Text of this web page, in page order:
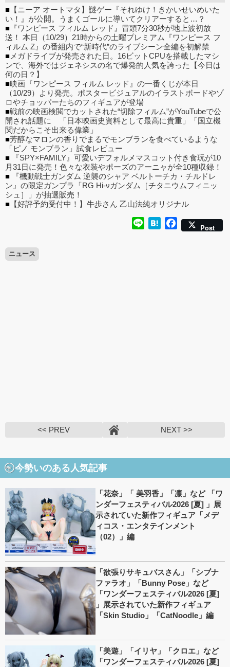
■ 【ニーア オートマタ】謎ゲー『それゆけ！きかいせいめいた
い！』が公開。うまくゴールに導いてクリアーすると…？
■ 『ワンピース フィルム レッド』冒頭7分30秒が地上波初放
送！ 本日（10/29）21時からの土曜プレミアム『ワンピース フ
ィルム Z』の番組内で“新時代”のライブシーン全編を初解禁
■ メガドライブが発売された日。16ビットCPUを搭載したマシ
ンで、海外ではジェネシスの名で爆発的人気を誇った【今日は
何の日？】
■映画『ワンピース フィルム レッド』の一番くじが本日
（10/29）より発売。ポスタービジュアルのイラストボードやゾ
ロやチョッパーたちのフィギュアが登場
■戦前の映画検閲でカットされた“切除フィルム”がYouTubeで公
開され話題に 「日本映画史資料として最高に貴重」「国立機
関だからこそ出来る偉業」
■芳醇なマロンの香りでまるでモンブランを食べているような
「ピノ モンブラン」試食レビュー
■ 『SPY×FAMILY』可愛いデフォルメマスコット付き食玩が10
月31日に発売！色々な衣装やポーズのアーニャが全10種収録！
■ 『機動戦士ガンダム 逆襲のシャア ベルトーチカ・チルドレ
ン』の限定ガンプラ「RG Hi-νガンダム［チタニウムフィニッ
シュ］」が抽選販売！
■ 【好評予約受付中！】牛歩さん 乙山法純オリジナル
Line HatenaFacebook
Post
ニュース
<< PREV NEXT >>
今勢いのある人気記事
「花奈」「 美羽香」「凛」など 「ワ
ンダーフェスティバル2026 [夏] 」展
示されていた新作フィギュア「メデ
ィコス・エンタテインメント
（02）」編
「欲張りサキュバスさん」「シブナ
ファラオ」「Bunny Pose」など
「ワンダーフェスティバル2026 [夏]
」展示されていた新作フィギュア
「Skin Studio」「CatNoodle」編
「美遊」「イリヤ」「クロエ」など
「ワンダーフェスティバル2026 [夏]